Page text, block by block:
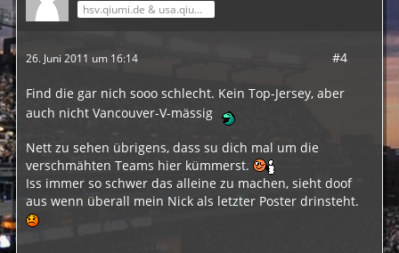
hsv.qiumi.de & usa.qiumi.de
26. Juni 2011 um 16:14 #4
Find die gar nich sooo schlecht. Kein Top-Jersey, aber
auch nicht Vancouver-V-mässig
Nett zu sehen übrigens, dass su dich mal um die
verschmähten Teams hier kümmerst.
Iss immer so schwer das alleine zu machen, sieht doof
aus wenn überall mein Nick als letzter Poster drinsteht.